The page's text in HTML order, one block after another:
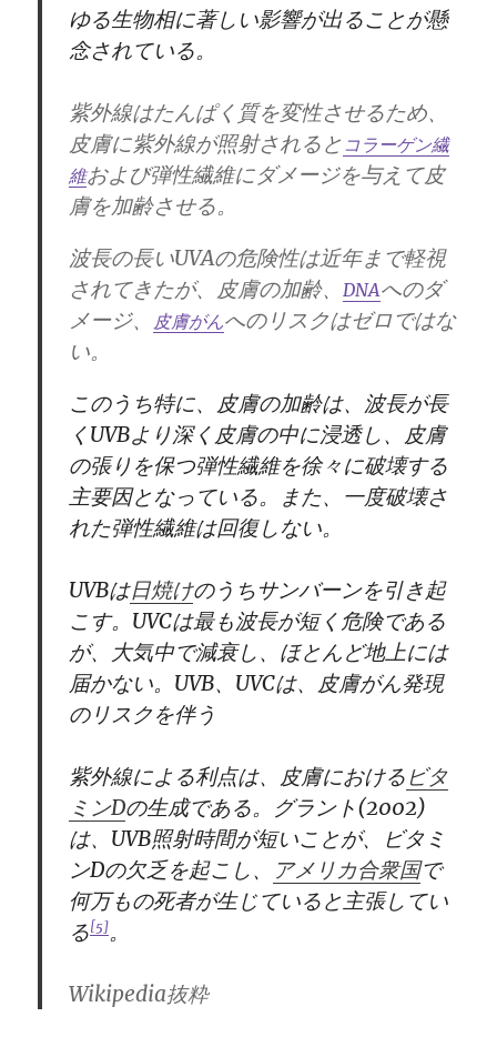
ゆる生物相に著しい影響が出ることが懸
念されている。
紫外線はたんぱく質を変性させるため、
皮膚に紫外線が照射されると コラーゲン繊
維および弾性繊維にダメージを与えて皮
膚を加齢させる。
波長の長いUVAの危険性は近年まで軽視
されてきたが、皮膚の加齢、
DNAへのダ
メージ、
皮膚がんへのリスクはゼロではな
い。
このうち特に、皮膚の加齢は、波長が長
くUVBより深く皮膚の中に浸透し、皮膚
の張りを保つ弾性繊維を徐々に破壊する
主要因となっている。また、一度破壊さ
れた弾性繊維は回復しない。
UVBは日焼けのうちサンバーンを引き起
こす。 UVCは最も波長が短く危険である
が、大気中で減衰し、ほとんど地上には
届かない。 UVB、 UVCは、皮膚がん発現
のリスクを伴う
紫外線による利点は、皮膚における ビタ
ミンDの生成である。グラント(2002)
は、 UVB照射時間が短いことが、ビタミ
ンDの欠乏を起こし、 アメリカ合衆国で
何万もの死者が生じていると主張してい
る[5]。
Wikipedia抜粋